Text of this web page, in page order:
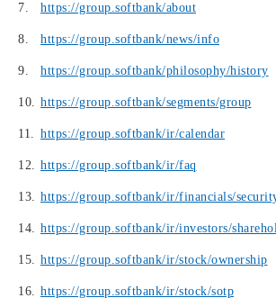
https://group.softbank/about
https://group.softbank/news/info
https://group.softbank/philosophy/history
https://group.softbank/segments/group
https://group.softbank/ir/calendar
https://group.softbank/ir/faq
https://group.softbank/ir/financials/
https://group.softbank/ir/investors/
https://group.softbank/ir/stock/ownership
https://group.softbank/ir/stock/sotp